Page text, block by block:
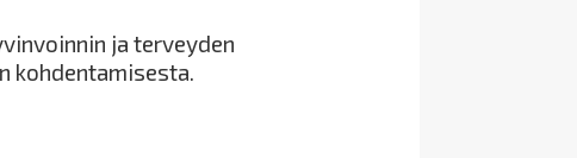
ja terveyden
kohdentamisesta.